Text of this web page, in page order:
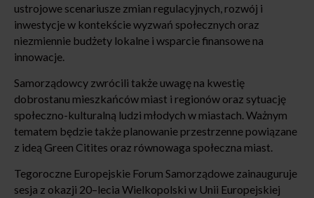
ustrojowe scenariusze zmian regulacyjnych, rozwój i
inwestycje w kontekście wyzwań społecznych oraz
niezmiennie budżety lokalne i wsparcie finansowe na
innowacje.
Samorządowcy zwrócili także uwagę na kwestię
dobrostanu mieszkańców miast i regionów oraz sytuację
społeczno-kulturalną ludzi młodych w miastach. Ważnym
tematem będzie także planowanie przestrzenne powiązane
z ideą Green Citites oraz równowaga społeczna miast.
Tegoroczne Europejskie Forum Samorządowe zainauguruje
sesja z okazji 20–lecia Wielkopolski w Unii Europejskiej